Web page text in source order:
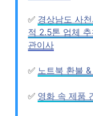
✅ 경상남도 사
적 2.5톤 업체
관이사
✅ 노트북 환불
✅ 영화 속 제품